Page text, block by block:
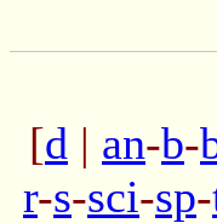
[d | an-b-
r-s-sci-sp-